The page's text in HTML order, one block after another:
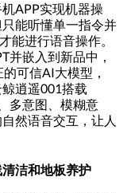
APP实现机器操
能听懂单一指令并
才能进行语音操作。
并嵌入到新品中，
的可信AI大模型，
逍遥001搭载
多意图、模糊意
然语音交互，让人
洁和地板养护